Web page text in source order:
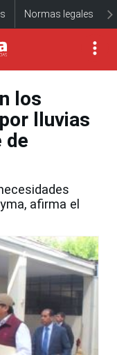
Normas legales
los
lluvias
de
afirma el